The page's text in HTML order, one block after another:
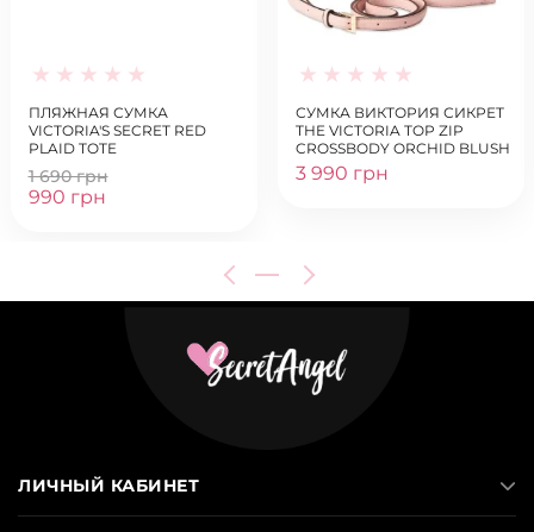
ПЛЯЖНАЯ СУМКА
VICTORIA'S SECRET RED
PLAID TOTE
1 690 грн
990 грн
СУМКА ВИКТОРИЯ СИКРЕТ
THE VICTORIA TOP ZIP
CROSSBODY ORCHID BLUSH
3 990 грн
ЛИЧНЫЙ КАБИНЕТ